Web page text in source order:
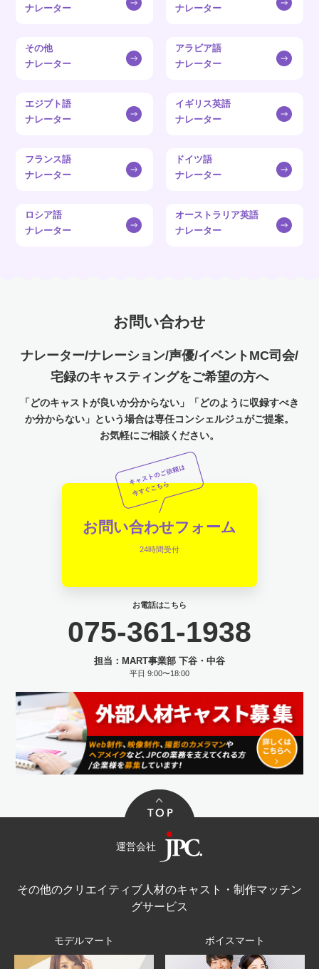
ナレーター
ナレーター
その他
ナレーター
アラビア語
ナレーター
エジプト語
ナレーター
イギリス英語
ナレーター
フランス語
ナレーター
ドイツ語
ナレーター
ロシア語
ナレーター
オーストラリア英語
ナレーター
お問い合わせ
ナレーター/ナレーション/声優/イベントMC司会/
宅録のキャスティングをご希望の方へ
「どのキャストが良いか分からない」「どのように収録すべき
か分からない」という場合は専任コンシェルジュがご提案。
お気軽にご相談ください。
お問い合わせフォーム
24時間受付
お電話はこちら
075-361-1938
担当：MART事業部 下谷・中谷
平日 9:00〜18:00
運営会社
その他のクリエイティブ人材のキャスト・制作マッチン
グサービス
モデルマート ボイスマート